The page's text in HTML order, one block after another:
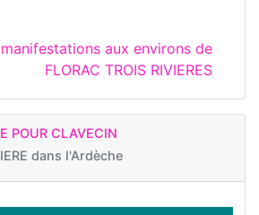
aux environs de
FLORAC TROIS RIVIERES
POUR CLAVECIN
dans l'Ardèche